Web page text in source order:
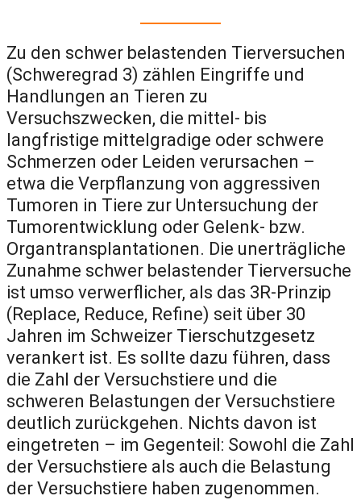
Zu den schwer belastenden Tierversuchen
(Schweregrad 3) zählen Eingriffe und
Handlungen an Tieren zu
Versuchszwecken, die mittel- bis
langfristige mittelgradige oder schwere
Schmerzen oder Leiden verursachen –
etwa die Verpflanzung von aggressiven
Tumoren in Tiere zur Untersuchung der
Tumorentwicklung oder Gelenk- bzw.
Organtransplantationen. Die unerträgliche
Zunahme schwer belastender Tierversuche
ist umso verwerflicher, als das 3R-Prinzip
(Replace, Reduce, Refine) seit über 30
Jahren im Schweizer Tierschutzgesetz
verankert ist. Es sollte dazu führen, dass
die Zahl der Versuchstiere und die
schweren Belastungen der Versuchstiere
deutlich zurückgehen. Nichts davon ist
eingetreten – im Gegenteil: Sowohl die Zahl
der Versuchstiere als auch die Belastung
der Versuchstiere haben zugenommen.